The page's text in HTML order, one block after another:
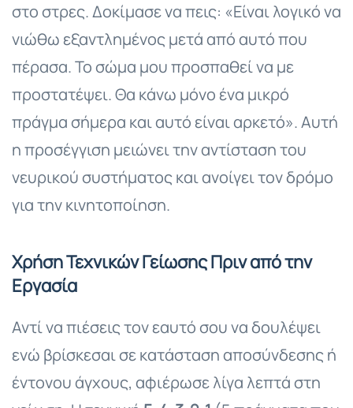
στο στρες. Δοκίμασε να πεις: «Είναι λογικό να
νιώθω εξαντλημένος μετά από αυτό που
πέρασα. Το σώμα μου προσπαθεί να με
προστατέψει. Θα κάνω μόνο ένα μικρό
πράγμα σήμερα και αυτό είναι αρκετό». Αυτή
η προσέγγιση μειώνει την αντίσταση του
νευρικού συστήματος και ανοίγει τον δρόμο
για την κινητοποίηση.
Χρήση Τεχνικών Γείωσης Πριν από την
Εργασία
Αντί να πιέσεις τον εαυτό σου να δουλέψει
ενώ βρίσκεσαι σε κατάσταση αποσύνδεσης ή
έντονου άγχους, αφιέρωσε λίγα λεπτά στη